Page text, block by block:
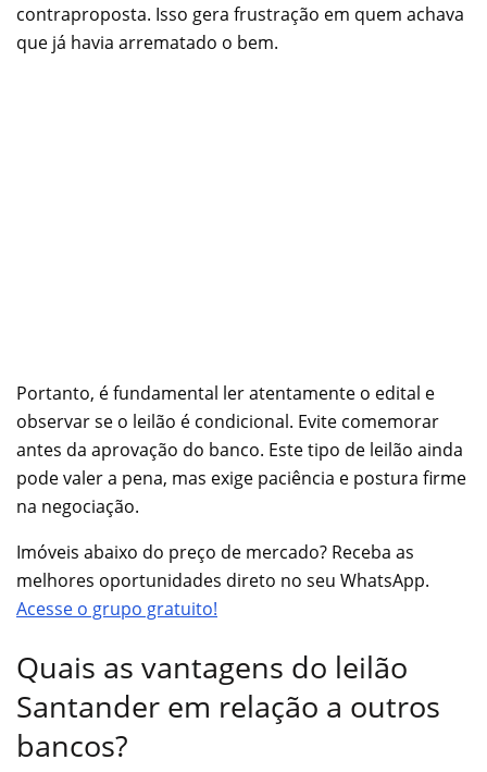
contraproposta. Isso gera frustração em quem achava
que já havia arrematado o bem.
Portanto, é fundamental ler atentamente o edital e
observar se o leilão é condicional. Evite comemorar
antes da aprovação do banco. Este tipo de leilão ainda
pode valer a pena, mas exige paciência e postura firme
na negociação.
Imóveis abaixo do preço de mercado? Receba as
melhores oportunidades direto no seu WhatsApp.
Acesse o grupo gratuito!
Quais as vantagens do leilão
Santander em relação a outros
bancos?